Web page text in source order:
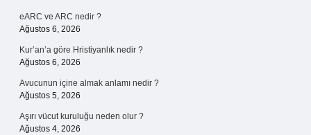
eARC ve ARC nedir ?
Ağustos 6, 2026
Kur’an’a göre Hristiyanlık nedir ?
Ağustos 6, 2026
Avucunun içine almak anlamı nedir ?
Ağustos 5, 2026
Aşırı vücut kuruluğu neden olur ?
Ağustos 4, 2026